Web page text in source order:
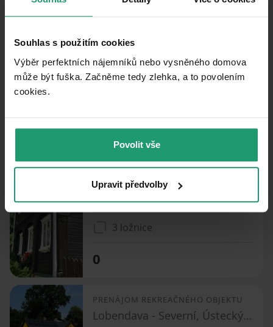
Souhlas s použitím cookies
Výběr perfektních nájemníků nebo vysněného domova
může být fuška. Začněme tedy zlehka, a to povolením
cookies.​
Povolit vše
Upravit předvolby
PRENÁJOM REKREAČNÉHO OBJEKTU
Chřibská - Dolní Chřibská, Ústecký kraj
PRENÁJOM REKREAČNÉHO OBJEKTU
3 ložnice
0
PRENÁJOM REKREAČNÉHO OBJEKTU
Lobendava - Severní, Ústecký kraj